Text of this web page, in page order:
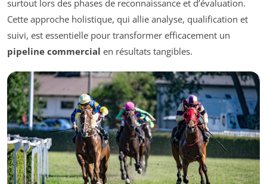
surtout lors des phases de reconnaissance et d’évaluation.
Cette approche holistique, qui allie analyse, qualification et
suivi, est essentielle pour transformer efficacement un
pipeline commercial en résultats tangibles.